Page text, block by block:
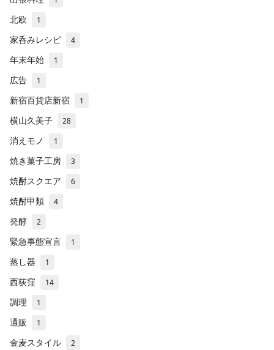
北欧 1
家呑みレシピ 4
年末年始 1
広告 1
新宿百貨店新宿 1
横山久美子 28
消えモノ 1
焼き菓子工房 3
焼酎スクエア 6
焼酎甲類 4
発酵 2
緊急事態宣言 1
蒸し器 1
西荻窪 14
調理 1
通販 1
金麦スタイル 2